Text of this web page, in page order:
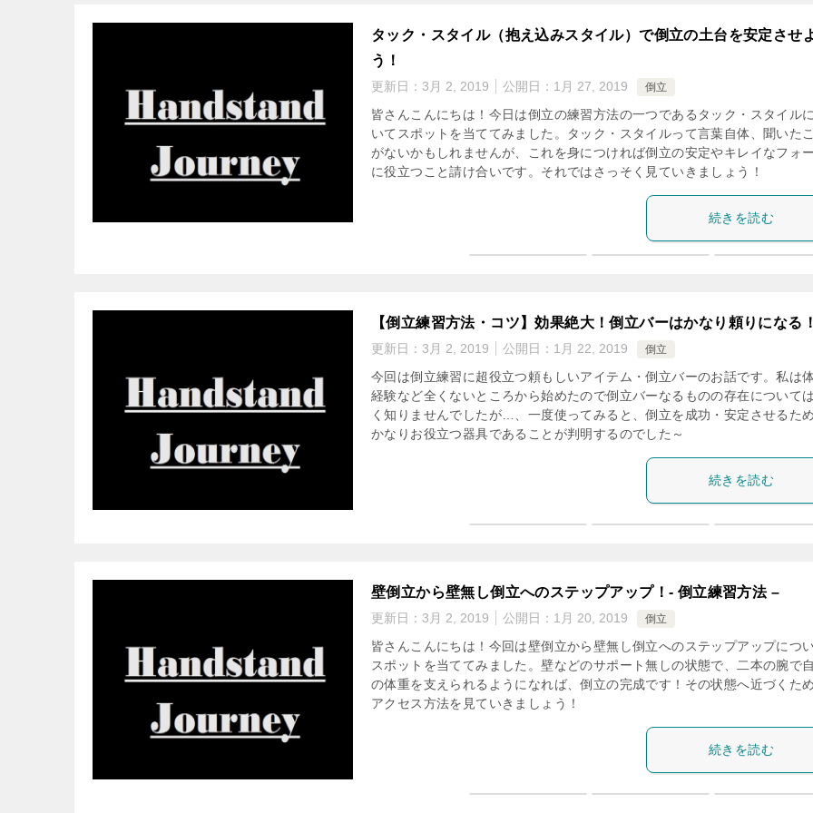
タック・スタイル（抱え込みスタイル）で倒立の土台を安定させ
う！
更新日： 3月 2, 2019 公開日： 1月 27, 2019 倒立
皆さんこんにちは！今日は倒立の練習方法の一つであるタック・スタイル
いてスポットを当ててみました。タック・スタイルって言葉自体、聞いた
がないかもしれませんが、これを身につければ倒立の安定やキレイなフォ
に役立つこと請け合いです。それではさっそく見ていきましょう！
続きを読む
【倒立練習方法・コツ】効果絶大！倒立バーはかなり頼りになる！
更新日： 3月 2, 2019 公開日： 1月 22, 2019 倒立
今回は倒立練習に超役立つ頼もしいアイテム・倒立バーのお話です。私は
経験など全くないところから始めたので倒立バーなるものの存在について
く知りませんでしたが…、一度使ってみると、倒立を成功・安定させるた
かなりお役立つ器具であることが判明するのでした～
続きを読む
壁倒立から壁無し倒立へのステップアップ！- 倒立練習方法 –
更新日： 3月 2, 2019 公開日： 1月 20, 2019 倒立
皆さんこんにちは！今回は壁倒立から壁無し倒立へのステップアップにつ
スポットを当ててみました。壁などのサポート無しの状態で、二本の腕で
の体重を支えられるようになれば、倒立の完成です！その状態へ近づくた
アクセス方法を見ていきましょう！
続きを読む